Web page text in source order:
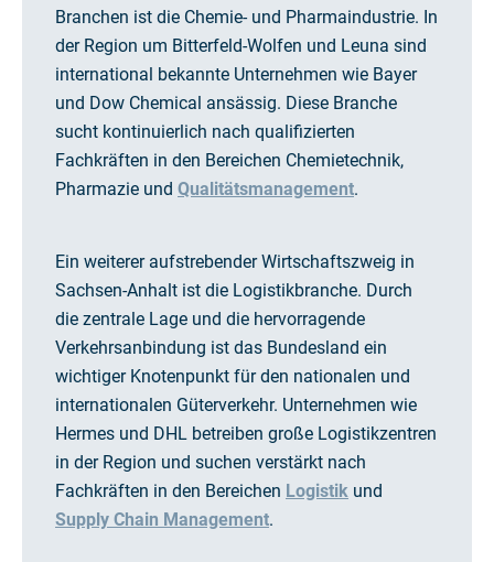
Branchen ist die Chemie- und Pharmaindustrie. In
der Region um Bitterfeld-Wolfen und Leuna sind
international bekannte Unternehmen wie Bayer
und Dow Chemical ansässig. Diese Branche
sucht kontinuierlich nach qualifizierten
Fachkräften in den Bereichen Chemietechnik,
Pharmazie und Qualitätsmanagement.
Ein weiterer aufstrebender Wirtschaftszweig in
Sachsen-Anhalt ist die Logistikbranche. Durch
die zentrale Lage und die hervorragende
Verkehrsanbindung ist das Bundesland ein
wichtiger Knotenpunkt für den nationalen und
internationalen Güterverkehr. Unternehmen wie
Hermes und DHL betreiben große Logistikzentren
in der Region und suchen verstärkt nach
Fachkräften in den Bereichen Logistik und
Supply Chain Management.